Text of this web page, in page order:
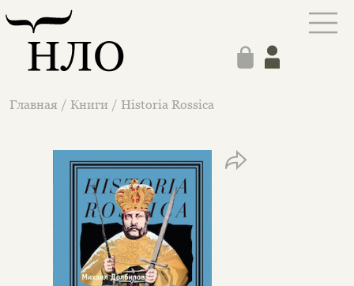
Главная / Книги / Historia Rossica